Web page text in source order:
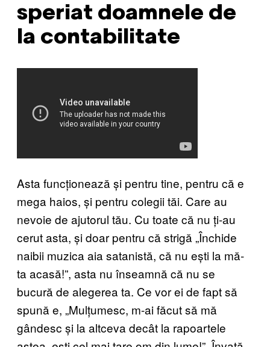
speriat doamnele de
la contabilitate
Asta funcționează și pentru tine, pentru că e
mega haios, și pentru colegii tăi. Care au
nevoie de ajutorul tău. Cu toate că nu ți-au
cerut asta, și doar pentru că strigă „Închide
naibii muzica aia satanistă, că nu ești la mă-
ta acasă!”, asta nu înseamnă că nu se
bucură de alegerea ta. Ce vor ei de fapt să
spună e, „Mulțumesc, m-ai făcut să mă
gândesc și la altceva decât la rapoartele